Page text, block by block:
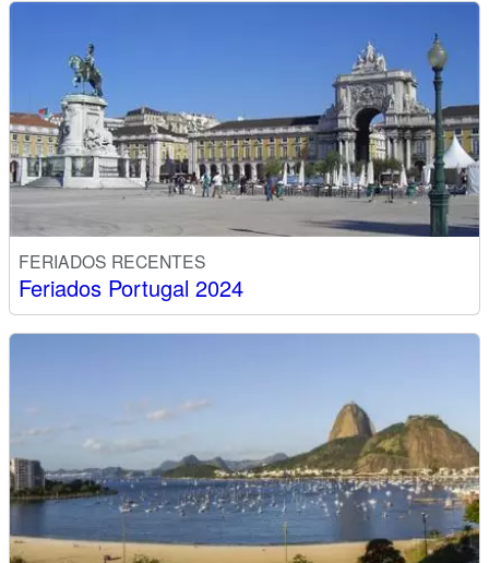
FERIADOS RECENTES
Feriados Portugal 2024